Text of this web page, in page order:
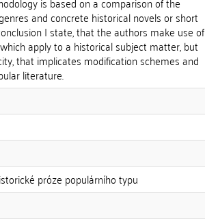
and concrete historical novels or short
I state, that the authors make use of
apply to a historical subject matter, but
that implicates modification schemes and
literature.
próze populárního typu